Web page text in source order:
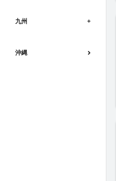
九州
沖縄